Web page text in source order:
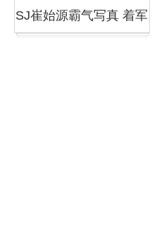
SJ崔始源霸气写真 着军